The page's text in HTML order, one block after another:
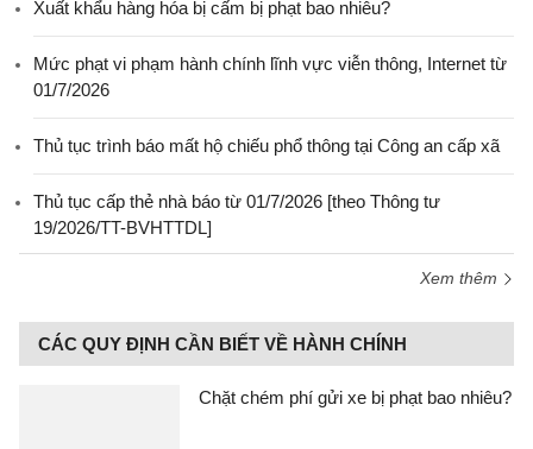
Xuất khẩu hàng hóa bị cấm bị phạt bao nhiêu?
Mức phạt vi phạm hành chính lĩnh vực viễn thông, Internet từ
01/7/2026
Thủ tục trình báo mất hộ chiếu phổ thông tại Công an cấp xã
Thủ tục cấp thẻ nhà báo từ 01/7/2026 [theo Thông tư
19/2026/TT-BVHTTDL]
Xem thêm
CÁC QUY ĐỊNH CẦN BIẾT VỀ HÀNH CHÍNH
Chặt chém phí gửi xe bị phạt bao nhiêu?